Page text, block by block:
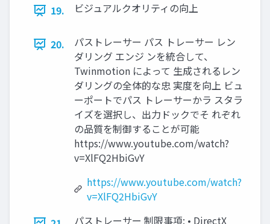
19. ビジュアルクオリティの向上
20.
パストレーサー パス トレーサー レン
ダリング エンジ ンを統合して、
Twinmotion によって 生成されるレン
ダリングの全体的な忠 実度を向上 ビュ
ーポートでパス トレーサーかラ スタラ
イズを選択し、出力ドックでそ れぞれ
の品質を制御することが可能
https://www.youtube.com/watch?
v=XlFQ2HbiGvY
https://www.youtube.com/watch?
v=XlFQ2HbiGvY
パストレーサー 制限事項: • DirectX